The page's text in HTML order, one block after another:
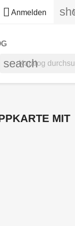
 Anmelden
search
MIT